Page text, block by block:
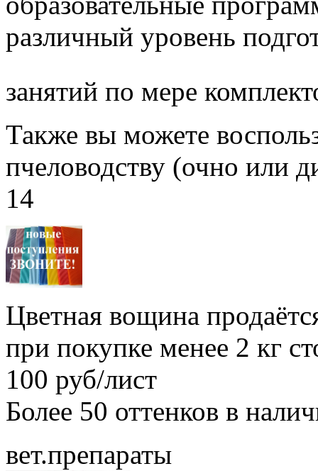
различный уровень
занятий по мере
Также вы можете
пчеловодству (очно или
14
Цветная вощина
при покупке менее 2 кг
100 руб/лист
Более 50 оттенков в
вет.препараты